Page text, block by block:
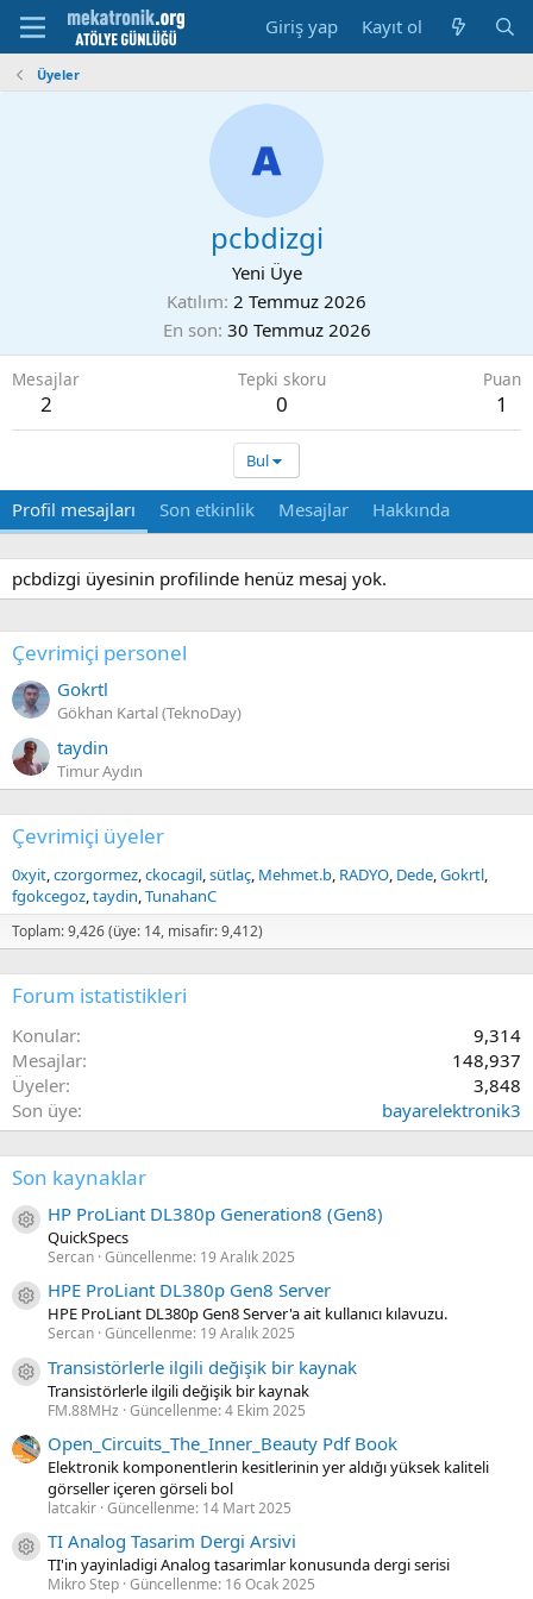
Giriş yap Kayıt ol
Üyeler
pcbdizgi
Yeni Üye
Katılım 2 Temmuz 2026
En son 30 Temmuz 2026
Mesajlar
2
Tepki skoru
0
Puan
1
Bul
Profil mesajları Son etkinlik Mesajlar Hakkında
pcbdizgi üyesinin profilinde henüz mesaj yok.
Çevrimiçi personel
Gokrtl
Gökhan Kartal (TeknoDay)
taydin
Timur Aydın
Çevrimiçi üyeler
0xyit czorgormez ckocagil sütlaç Mehmet.b RADYO Dede Gokrtl
fgokcegoz taydin TunahanC
Toplam: 9,426 (üye: 14, misafir: 9,412)
Forum istatistikleri
Konular
9,314
Mesajlar
148,937
Üyeler
3,848
Son üye
bayarelektronik3
Son kaynaklar
Kaynak ikon/amblem
HP ProLiant DL380p Generation8 (Gen8)
QuickSpecs
Sercan Güncellenme: 19 Aralık 2025
Kaynak ikon/amblem
HPE ProLiant DL380p Gen8 Server
HPE ProLiant DL380p Gen8 Server'a ait kullanıcı kılavuzu.
Sercan Güncellenme: 19 Aralık 2025
Kaynak ikon/amblem
Transistörlerle ilgili değişik bir kaynak
Transistörlerle ilgili değişik bir kaynak
FM.88MHz Güncellenme:4 Ekim 2025
Open_Circuits_The_Inner_Beauty Pdf Book
Elektronik komponentlerin kesitlerinin yer aldığı yüksek kaliteli
görseller içeren görseli bol
latcakir Güncellenme: 14 Mart 2025
Kaynak ikon/amblem
TI Analog Tasarim Dergi Arsivi
TI'in yayinladigi Analog tasarimlar konusunda dergi serisi
Mikro Step Güncellenme: 16 Ocak 2025